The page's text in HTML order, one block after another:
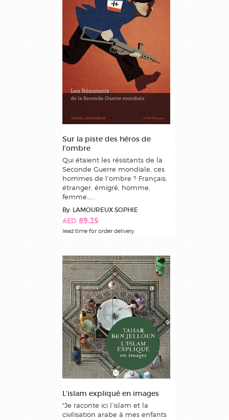
Sur la piste des héros de
l'ombre
Qui étaient les résistants de la
Seconde Guerre mondiale, ces
hommes de l’ombre ? Français,
étranger, émigré, homme,
femme…...
By: LAMOUREUX SOPHIE
AED 89.25
lead time for order delivery
L'islam expliqué en images
"Je raconte ici l’islam et la
civilisation arabe à mes enfants